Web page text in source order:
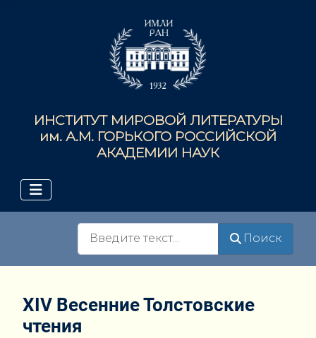
ИНСТИТУТ МИРОВОЙ ЛИТЕРАТУРЫ
им. А.М. ГОРЬКОГО РОССИЙСКОЙ
АКАДЕМИИ НАУК
Поиск
XIV Весенние Толстовские
чтения